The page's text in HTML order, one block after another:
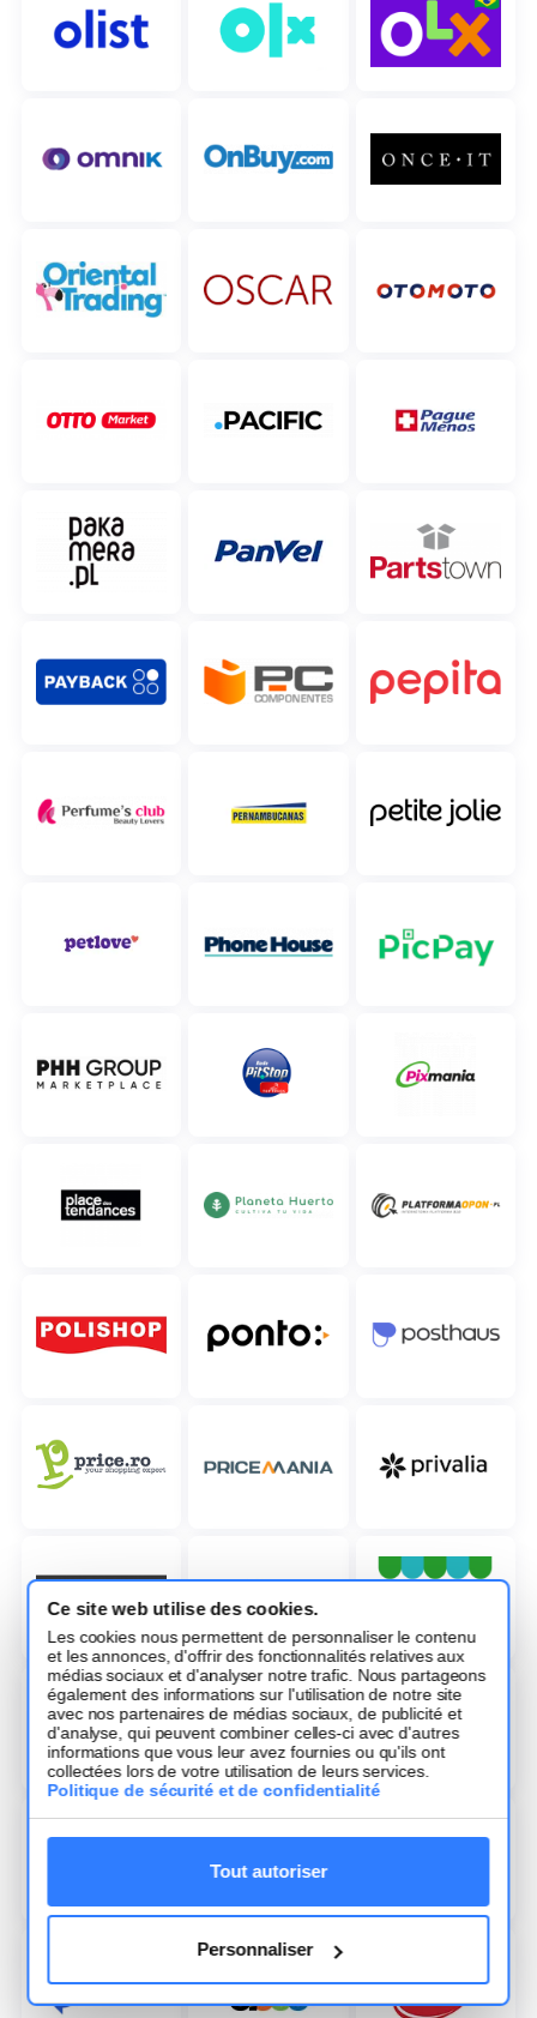
Ce site web utilise des cookies.
Les cookies nous permettent de personnaliser le contenu
et les annonces, d'offrir des fonctionnalités relatives aux
médias sociaux et d'analyser notre trafic. Nous partageons
également des informations sur l'utilisation de notre site
avec nos partenaires de médias sociaux, de publicité et
d'analyse, qui peuvent combiner celles-ci avec d'autres
informations que vous leur avez fournies ou qu'ils ont
collectées lors de votre utilisation de leurs services.
Politique de sécurité et de confidentialité
Tout autoriser
Personnaliser